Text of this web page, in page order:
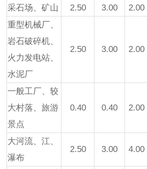
采石场、矿山
2.50 3.00 2.00
重型机械厂、
岩石破碎机、
火力发电站、
水泥厂
2.50 3.00 2.00
一般工厂、较
大村落、旅游
景点
0.40 0.40 2.00
大河流、江、
瀑布
2.50 3.00 4.00